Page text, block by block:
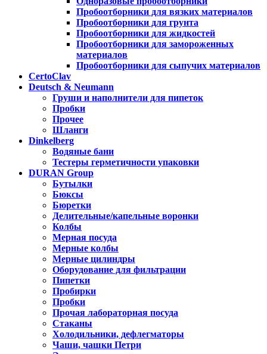
Пробоотборники для вязких материалов
Пробоотборники для грунта
Пробоотборники для жидкостей
Пробоотборники для замороженных
материалов
Пробоотборники для сыпучих материалов
CertoClav
Deutsch & Neumann
Груши и наполнители для пипеток
Пробки
Прочее
Шланги
Dinkelberg
Водяные бани
Тестеры герметичности упаковки
DURAN Group
Бутылки
Бюксы
Бюретки
Делительные/капельные воронки
Колбы
Мерная посуда
Мерные колбы
Мерные цилиндры
Оборудование для фильтрации
Пипетки
Пробирки
Пробки
Прочая лабораторная посуда
Стаканы
Холодильники, дефлегматоры
Чаши, чашки Петри